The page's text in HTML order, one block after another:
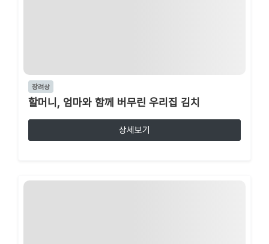
장려상
할머니, 엄마와 함께 버무린 우리집 김치
상세보기